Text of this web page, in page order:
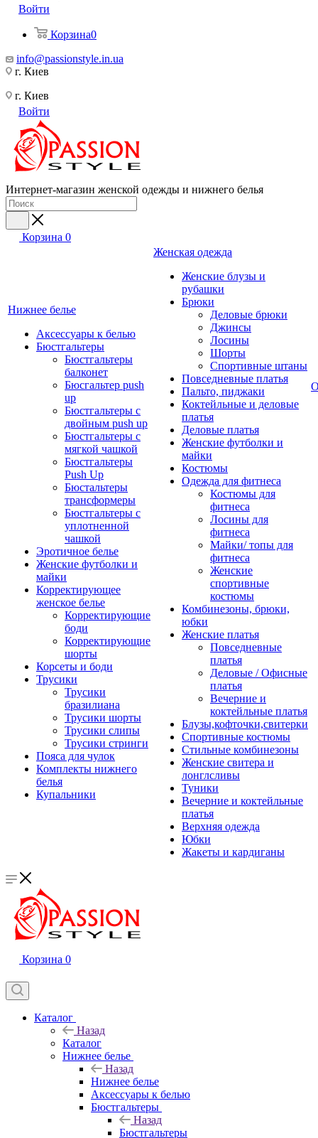
Войти
Корзина0
info@passionstyle.in.ua
г. Киев
г. Киев
Войти
Интернет-магазин женской одежды и нижнего белья
Корзина 0
Нижнее белье
Аксессуары к белью
Бюстгальтеры
Бюстгальтеры
балконет
Бюсгальтер push
up
Бюстгальтеры с
двойным push up
Бюстгальтеры с
мягкой чашкой
Бюстгальтеры
Push Up
Бюстальтеры
трансформеры
Бюстгальтеры с
уплотненной
чашкой
Эротичное белье
Женские футболки и
майки
Корректирующее
женское белье
Корректирующие
боди
Корректирующие
шорты
Корсеты и боди
Трусики
Трусики
бразилиана
Трусики шорты
Трусики слипы
Трусики стринги
Пояса для чулок
Комплекты нижнего
белья
Купальники
Женская одежда
Женские блузы и
рубашки
Брюки
Деловые брюки
Джинсы
Лосины
Шорты
Спортивные штаны
Повседневные платья
Пальто, пиджаки
Коктейльные и деловые
платья
Деловые платья
Женские футболки и
майки
Костюмы
Одежда для фитнеса
Костюмы для
фитнеса
Лосины для
фитнеса
Майки/ топы для
фитнеса
Женские
спортивные
костюмы
Комбинезоны, брюки,
юбки
Женские платья
Повседневные
платья
Деловые / Офисные
платья
Вечерние и
коктейльные платья
Блузы,кофточки,свитерки
Спортивные костюмы
Стильные комбинезоны
Женские свитера и
лонглсливы
Туники
Вечерние и коктейльные
платья
Верхняя одежда
Юбки
Жакеты и кардиганы
Корзина 0
Каталог
Назад
Каталог
Нижнее белье
Назад
Нижнее белье
Аксессуары к белью
Бюстгальтеры
Назад
Бюстгальтеры